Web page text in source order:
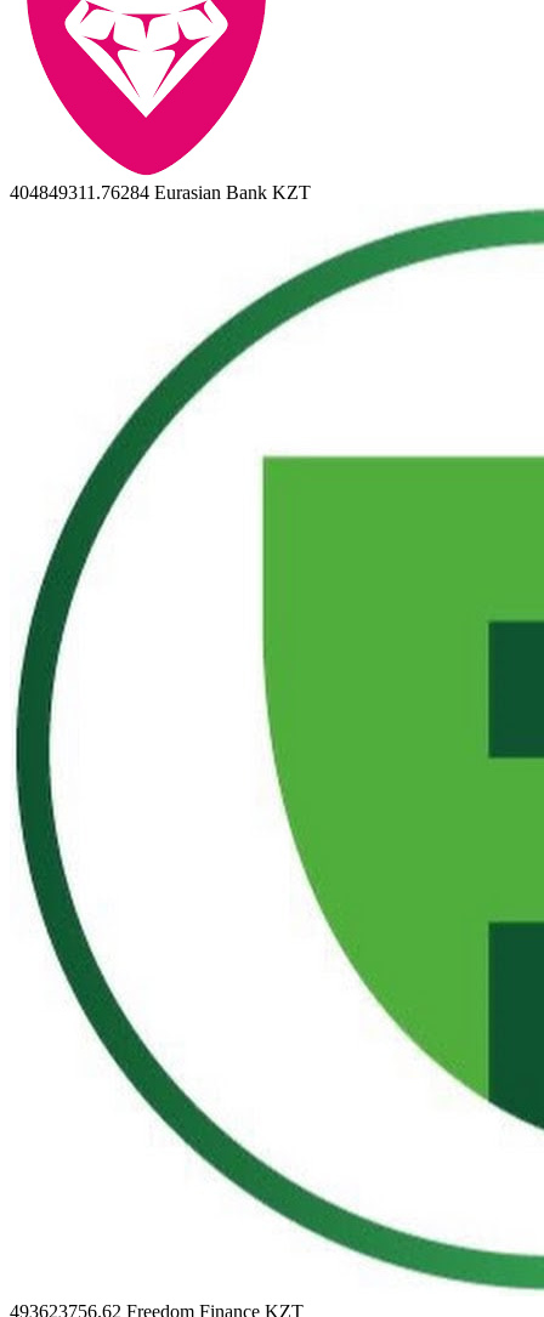
404849311.76284 Eurasian Bank KZT
493623756.62 Freedom Finance KZT